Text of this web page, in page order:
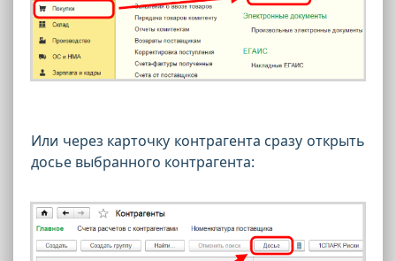
Или через карточку контрагента сразу открыть
досье выбранного контрагента: